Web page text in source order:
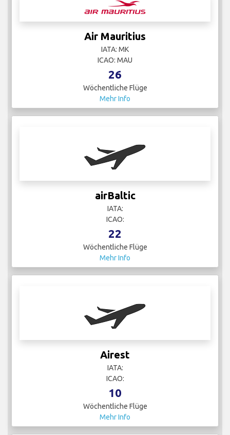
Air Mauritius
IATA: MK
ICAO: MAU
26
Wöchentliche Flüge
Mehr Info
airBaltic
IATA:
ICAO:
22
Wöchentliche Flüge
Mehr Info
Airest
IATA:
ICAO:
10
Wöchentliche Flüge
Mehr Info